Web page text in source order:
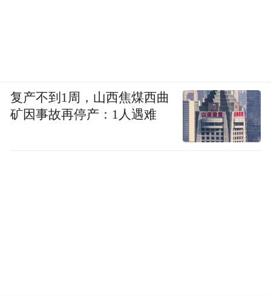
复产不到1周，山西焦煤西曲
矿因事故再停产：1人遇难